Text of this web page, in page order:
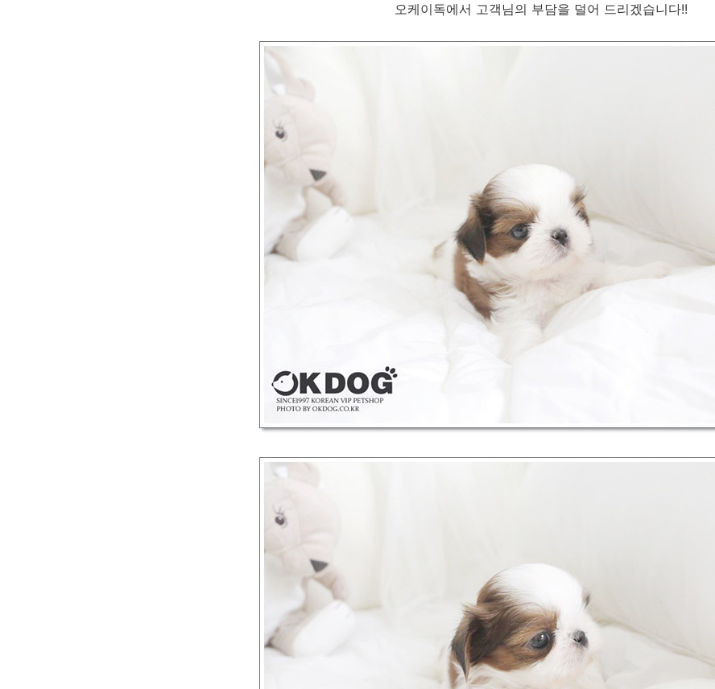
오케이독에서 고객님의 부담을 덜어 드리겠습니다!!